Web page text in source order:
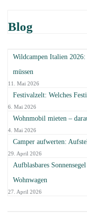
Blog
Wildcampen Italien 2026:
müssen
11. Mai 2026
Festivalzelt: Welches
6. Mai 2026
Wohnmobil mieten –
4. Mai 2026
Camper aufwerten:
29. April 2026
Aufblasbares
Wohnwagen
27. April 2026